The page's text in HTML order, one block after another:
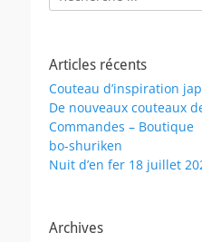
Articles récents
Couteau d’inspiration
De nouveaux couteaux
Commandes – Boutique
bo-shuriken
Nuit d’en fer 18 juillet
Archives